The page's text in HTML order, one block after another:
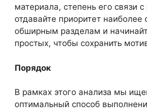
материала, степень его связи с
отдавайте приоритет
обширным разделам и
простых, чтобы сохранить
Порядок
В рамках этого анализа мы
оптимальный способ